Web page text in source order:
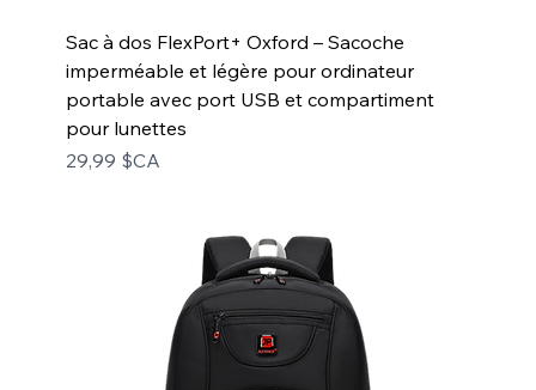
Sac à dos FlexPort+ Oxford – Sacoche
imperméable et légère pour ordinateur
portable avec port USB et compartiment
pour lunettes
Prix
29,99 $CA